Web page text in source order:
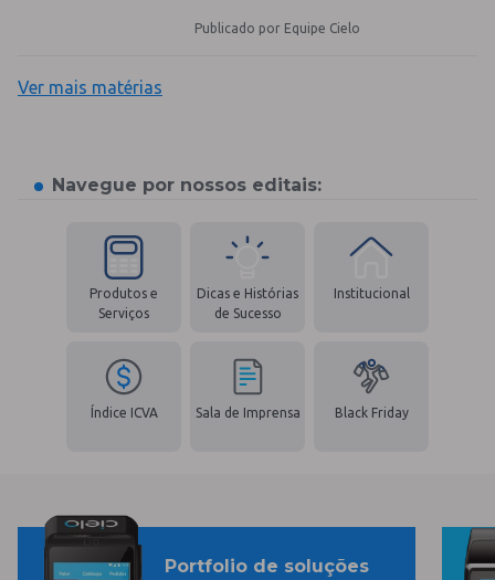
Publicado por Equipe Cielo
Ver mais matérias
Navegue por nossos editais:
Produtos e
Serviços
Dicas e Histórias
de Sucesso
Institucional
Índice ICVA Sala de Imprensa Black Friday
Portfolio de soluções